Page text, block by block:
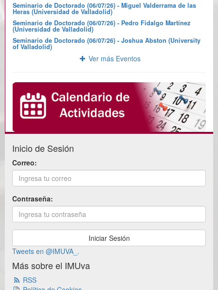
Seminario de Doctorado (06/07/26) - Miguel Valderrama de las
Heras (Universidad de Valladolid)
Seminario de Doctorado (06/07/26) - Pedro Fidalgo Martínez
(Universidad de Valladolid)
Seminario de Doctorado (06/07/26) - Joshua Abston (University
of Valladolid)
Ver más Eventos
Inicio de Sesión
Correo:
Contraseña:
Tweets en @IMUVA_.
Más sobre el IMUva
RSS